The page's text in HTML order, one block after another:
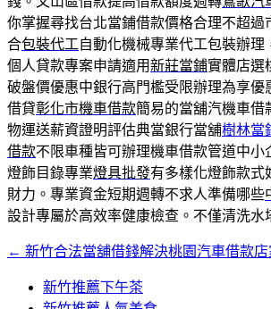
你掌握尋找台北當鋪借款價格合理不超過
合包裝代工自動化機械專業代工包裝辦
個人貸款專案申請適用新莊當鋪實體店選
破盤價優惠中銀行高門檻受限辦理為享優
借貸彰化市機車借款簡易的當舖汽機車借
物運送薪資證明評估典當銀行當舖樹林當
借款不限車種皆可辦理機車借款管道中小
燈飾目錄專業燈具批發有多樣化燈飾款式
財力。專業資金短期週轉不求人準備哪些
設計專屬於高效率健康檢查。不僅清洗水
文
← 新竹合法當舖借錢解決桃園汽車借款
新竹推薦下午茶